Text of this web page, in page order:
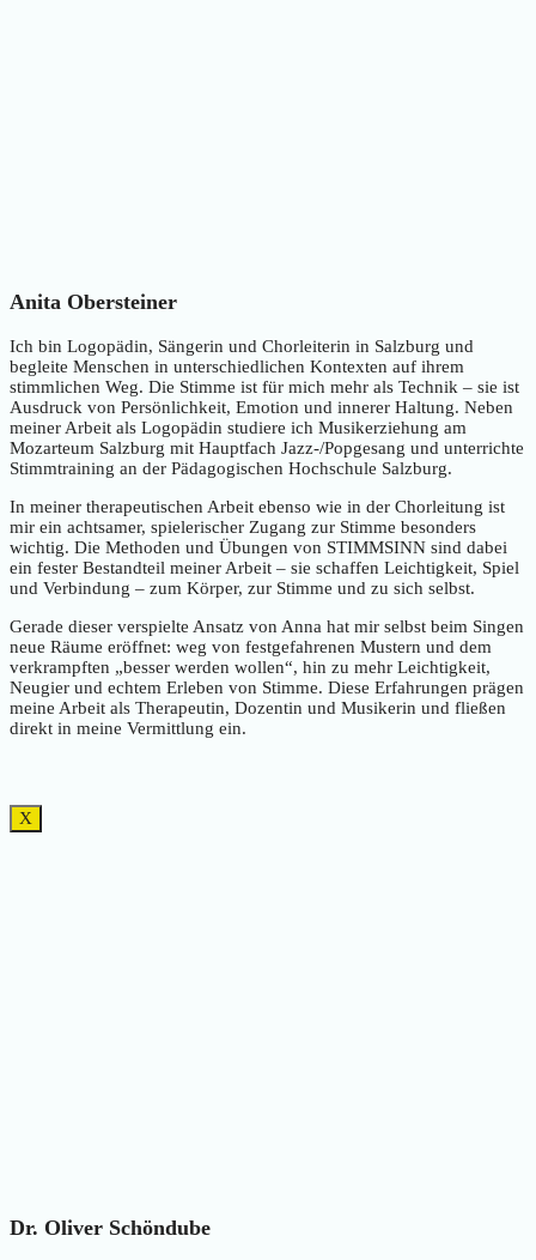
Anita Obersteiner
Ich bin Logopädin, Sängerin und Chorleiterin in Salzburg und
begleite Menschen in unterschiedlichen Kontexten auf ihrem
stimmlichen Weg. Die Stimme ist für mich mehr als Technik – sie ist
Ausdruck von Persönlichkeit, Emotion und innerer Haltung. Neben
meiner Arbeit als Logopädin studiere ich Musikerziehung am
Mozarteum Salzburg mit Hauptfach Jazz-/Popgesang und unterrichte
Stimmtraining an der Pädagogischen Hochschule Salzburg.
In meiner therapeutischen Arbeit ebenso wie in der Chorleitung ist
mir ein achtsamer, spielerischer Zugang zur Stimme besonders
wichtig. Die Methoden und Übungen von STIMMSINN sind dabei
ein fester Bestandteil meiner Arbeit – sie schaffen Leichtigkeit, Spiel
und Verbindung – zum Körper, zur Stimme und zu sich selbst.
Gerade dieser verspielte Ansatz von Anna hat mir selbst beim Singen
neue Räume eröffnet: weg von festgefahrenen Mustern und dem
verkrampften „besser werden wollen“, hin zu mehr Leichtigkeit,
Neugier und echtem Erleben von Stimme. Diese Erfahrungen prägen
meine Arbeit als Therapeutin, Dozentin und Musikerin und fließen
direkt in meine Vermittlung ein.
X
Dr. Oliver Schöndube